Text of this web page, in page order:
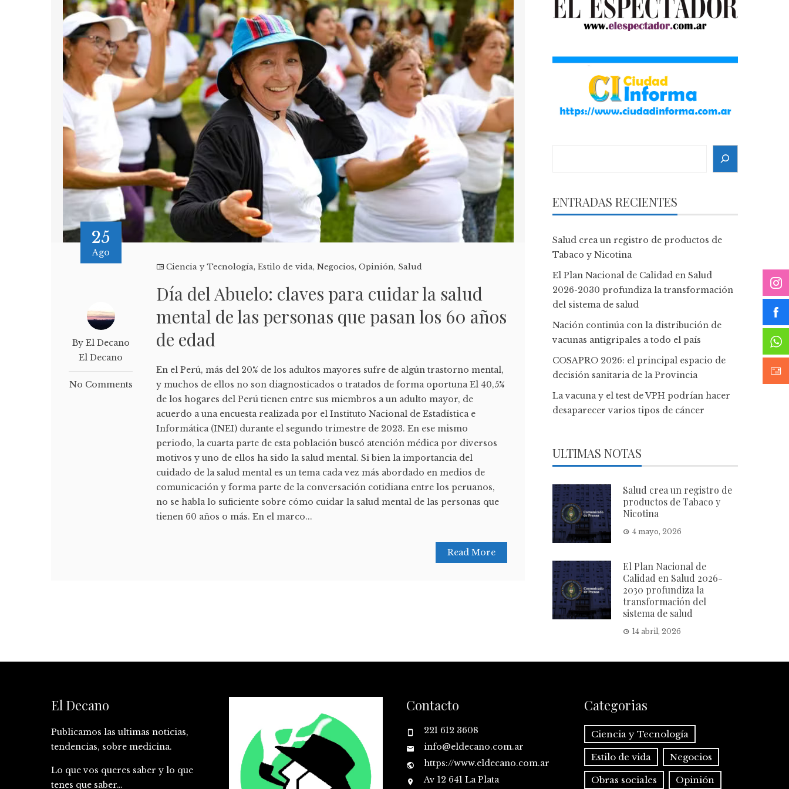
25
Ago
By El Decano
El Decano
No Comments
Ciencia y Tecnología,Estilo de vida,Negocios,Opinión, Salud
Día del Abuelo: claves para cuidar la salud
mental de las personas que pasan los 60 años
de edad
En el Perú, más del 20% de los adultos mayores sufre de algún trastorno mental,
y muchos de ellos no son diagnosticados o tratados de forma oportuna El 40,5%
de los hogares del Perú tienen entre sus miembros a un adulto mayor, de
acuerdo a una encuesta realizada por el Instituto Nacional de Estadística e
Informática (INEI) durante el segundo trimestre de 2023. En ese mismo
periodo, la cuarta parte de esta población buscó atención médica por diversos
motivos y uno de ellos ha sido la salud mental. Si bien la importancia del
cuidado de la salud mental es un tema cada vez más abordado en medios de
comunicación y forma parte de la conversación cotidiana entre los peruanos,
no se habla lo suficiente sobre cómo cuidar la salud mental de las personas que
tienen 60 años o más. En el marco...
Read More
ENTRADAS RECIENTES
Salud crea un registro de productos de
Tabaco y Nicotina
El Plan Nacional de Calidad en Salud
2026-2030 profundiza la transformación
del sistema de salud
Nación continúa con la distribución de
vacunas antigripales a todo el país
COSAPRO 2026: el principal espacio de
decisión sanitaria de la Provincia
La vacuna y el test de VPH podrían hacer
desaparecer varios tipos de cáncer
ULTIMAS NOTAS
Salud crea un registro de
productos de Tabaco y
Nicotina
4 mayo, 2026
El Plan Nacional de
Calidad en Salud 2026-
2030 profundiza la
transformación del
sistema de salud
14 abril, 2026
El Decano
Publicamos las ultimas noticias,
tendencias, sobre medicina.
Lo que vos queres saber y lo que
tenes que saber…
Contacto
221 612 3608
info@eldecano.com.ar
https://www.eldecano.com.ar
Av 12 641 La Plata
Categorias
Ciencia y Tecnología
Estilo de vida Negocios
Obras sociales Opinión